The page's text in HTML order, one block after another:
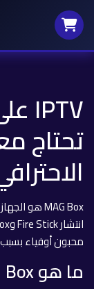
تحتاج
محبون أوفياء
ما هو MAG Box؟